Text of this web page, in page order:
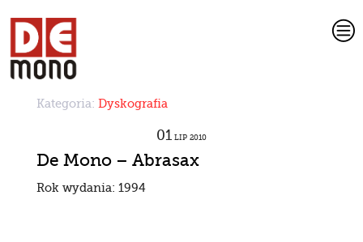
c
Kategoria: Dyskografia
01 LIP 2010
De Mono – Abrasax
Rok wydania: 1994